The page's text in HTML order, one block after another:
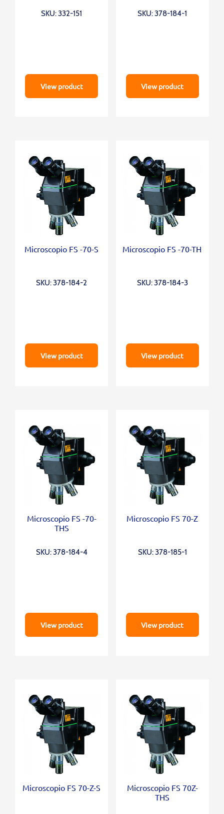
SKU: 332-151
View product
SKU: 378-184-1
View product
Microscopio FS -70-S
SKU: 378-184-2
View product
Microscopio FS -70-TH
SKU: 378-184-3
View product
Microscopio FS -70-
THS
SKU: 378-184-4
View product
Microscopio FS 70-Z
SKU: 378-185-1
View product
Microscopio FS 70-Z-S
Microscopio FS 70Z-
THS